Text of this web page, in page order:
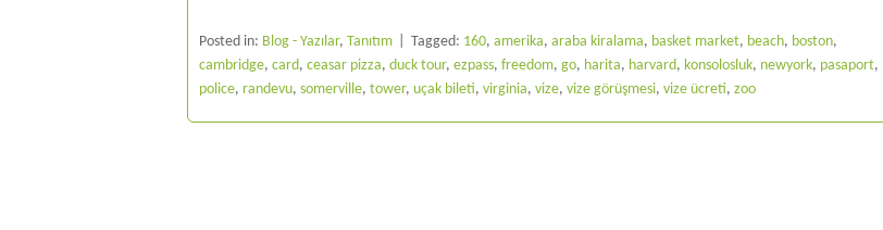
Posted in: Blog - Yazılar, Tanıtım Tagged: 160, amerika, araba kiralama, basket market, beach, boston,
cambridge, card, ceasar pizza, duck tour, ezpass, freedom, go, harita, harvard, konsolosluk, newyork, pasaport,
police, randevu, somerville, tower, uçak bileti, virginia, vize, vize görüşmesi, vize ücreti, zoo